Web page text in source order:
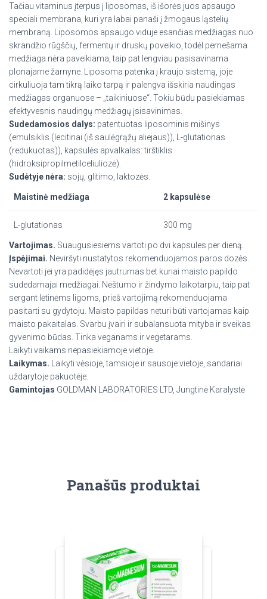
Tačiau vitaminus įterpus į liposomas, iš išorės juos apsaugo
speciali membrana, kuri yra labai panaši į žmogaus ląstelių
membraną. Liposomos apsaugo viduje esančias medžiagas nuo
skrandžio rūgščių, fermentų ir druskų poveikio, todėl pernešama
medžiaga nėra paveikiama, taip pat lengviau pasisavinama
plonajame žarnyne. Liposoma patenka į kraujo sistemą, joje
cirkuliuoja tam tikrą laiko tarpą ir palengva išskiria naudingas
medžiagas organuose – „taikiniuose“. Tokiu būdu pasiekiamas
efektyvesnis naudingų medžiagų įsisavinimas.
Sudedamosios dalys: patentuotas liposominis mišinys
(emulsiklis (lecitinai (iš saulėgrąžų aliejaus)), L-glutationas
(redukuotas)), kapsulės apvalkalas: tirštiklis
(hidroksipropilmetilceliuliozė).
Sudėtyje nėra: sojų, glitimo, laktozės.
Maistinė medžiaga 2 kapsulėse
L-glutationas 300 mg
Vartojimas. Suaugusiesiems vartoti po dvi kapsules per dieną.
Įspėjimai. Neviršyti nustatytos rekomenduojamos paros dozės.
Nevartoti jei yra padidėjęs jautrumas bet kuriai maisto papildo
sudedamajai medžiagai. Nėštumo ir žindymo laikotarpiu, taip pat
sergant lėtinėms ligoms, prieš vartojimą rekomenduojama
pasitarti su gydytoju. Maisto papildas neturi būti vartojamas kaip
maisto pakaitalas. Svarbu įvairi ir subalansuota mityba ir sveikas
gyvenimo būdas. Tinka veganams ir vegetarams.
Laikyti vaikams nepasiekiamoje vietoje.
Laikymas.
Laikyti vėsioje, tamsioje ir sausoje vietoje, sandariai
uždarytoje pakuotėje.
Gamintojas GOLDMAN LABORATORIES LTD, Jungtinė Karalystė
Panašūs produktai